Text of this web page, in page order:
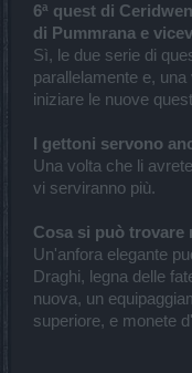
6ª quest di
di Pummrana e
Sì, le due serie di
parallelamente e,
iniziare le nuove
I gettoni servono
Una volta che li
vi serviranno più.
Cosa si può trovare
Un'anfora elegante
Draghi, legna delle
nuova, un
superiore, e monete